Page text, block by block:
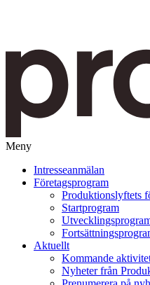
Meny
vidare
Intresseanmälan
Företagsprogram
Produktionslyftets
Startprogram
Aktuellt
Kommande
Nyheter från